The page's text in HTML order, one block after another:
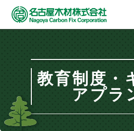
教育制度・
アプラ